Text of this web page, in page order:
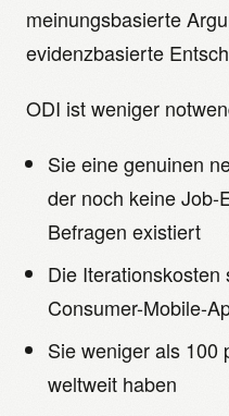
meinungsbasierte
evidenzbasierte
ODI ist weniger
Sie eine genuinen
der noch keine Job-
Befragen existiert
Die
Consumer-Mobile-
Sie weniger als 100
weltweit haben